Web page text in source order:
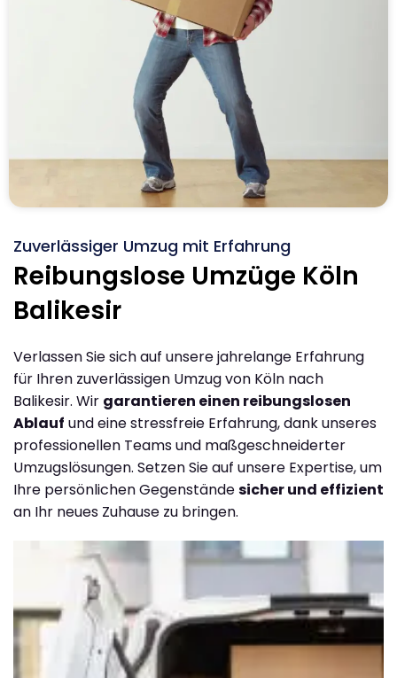
Zuverlässiger Umzug mit Erfahrung
Reibungslose Umzüge Köln
Balikesir
Verlassen Sie sich auf unsere jahrelange Erfahrung
für Ihren zuverlässigen Umzug von Köln nach
Balikesir. Wir garantieren einen reibungslosen
Ablauf und eine stressfreie Erfahrung, dank unseres
professionellen Teams und maßgeschneiderter
Umzugslösungen. Setzen Sie auf unsere Expertise, um
Ihre persönlichen Gegenständesicher und effizient
an Ihr neues Zuhause zu bringen.